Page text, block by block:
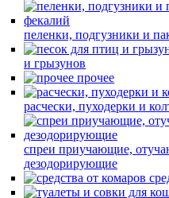
пеленки, подгузники и
и грызунов
прочее
расчески, пуходерки и
спреи приучающие,
дезодорирующие